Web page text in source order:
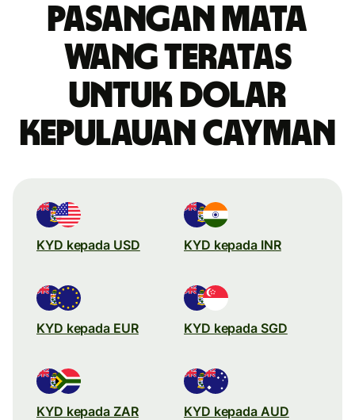
Pasangan mata
wang teratas
untuk dolar
Kepulauan Cayman
KYD kepada USD KYD kepada INR
KYD kepada EUR KYD kepada SGD
KYD kepada ZAR KYD kepada AUD